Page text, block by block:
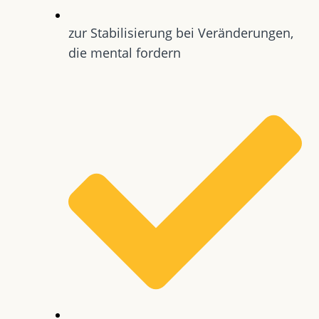
zur Stabilisierung bei Veränderungen,
die mental fordern